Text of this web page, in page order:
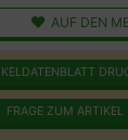
AUF DEN
FRAGE ZUM ARTIKEL